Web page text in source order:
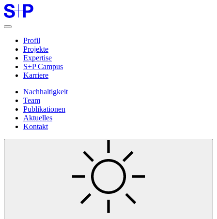
Profil
Projekte
Expertise
S+P Campus
Karriere
Nachhaltigkeit
Team
Publikationen
Aktuelles
Kontakt